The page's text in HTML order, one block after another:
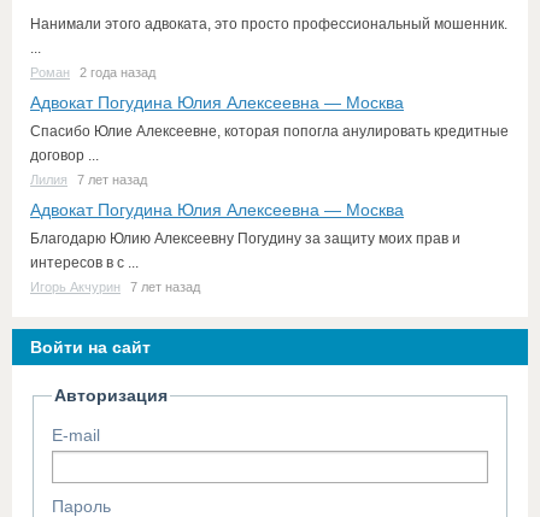
Нанимали этого адвоката, это просто профессиональный мошенник.
...
Роман 2 года назад
Адвокат Погудина Юлия Алексеевна — Москва
Спасибо Юлие Алексеевне, которая попогла анулировать кредитные
договор ...
Лилия 7 лет назад
Адвокат Погудина Юлия Алексеевна — Москва
Благодарю Юлию Алексеевну Погудину за защиту моих прав и
интересов в с ...
Игорь Акчурин 7 лет назад
Войти на сайт
Авторизация
E-mail
Пароль